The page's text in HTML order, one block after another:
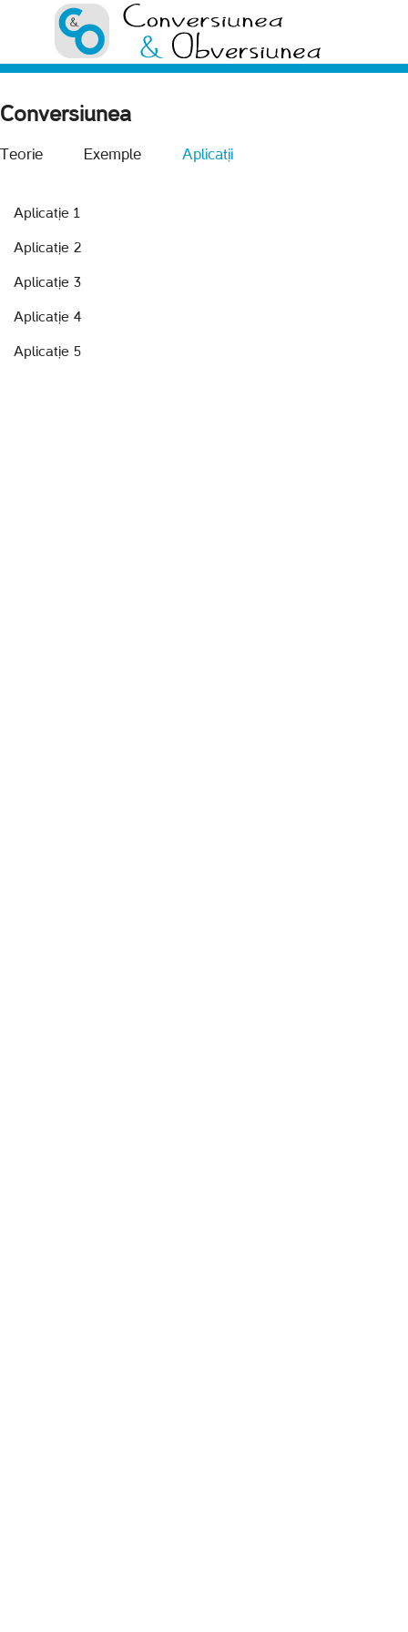
Conversiunea
Teorie Exemple Aplicații
Aplicație 1
Aplicație 2
Aplicație 3
Aplicație 4
Aplicație 5